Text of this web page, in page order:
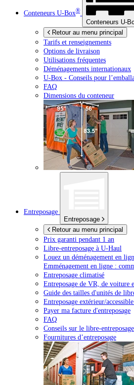
Conteneurs U-Box®
Conteneurs U-
Retour au menu principal
Tarifs et renseignements
Options de livraison
Utilisations fréquentes
Déménagements internationaux
U-Box - Conseils pour
FAQ
Dimensions du conteneur
Entreposage
Entreposage
Retour au menu principal
Prix garanti pendant 1 an
Libre-entreposage à U-Haul
Louez un déménagement en
Emménagement en ligne :
Entreposage climatisé
Entreposage de VR, de voiture
Guide des tailles d'unités de
Entreposage extérieur/
Payer ma facture d'entreposage
FAQ
Conseils sur le libre-entreposage
Fournitures d’entreposage